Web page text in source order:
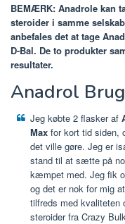
BEMÆRK: Anadrole kan
steroider i samme
anbefales det at tage
D-Bal. De to produkter
resultater.
Anadrol
Jeg købte 2 flasker af
Max for kort tid siden,
det ville gøre. Jeg er
stand til at sætte på
kæmpet med. Jeg fik
og det er nok for mig
tilfreds med kvaliteten
steroider fra Crazy